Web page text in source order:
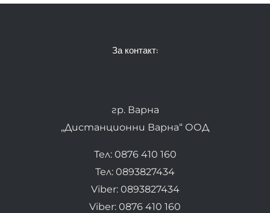
За контакт:
гр. Варна
„Дистанционни Варна“ ООД
Тел: 0876 410 160
Тел: 0893827434
Viber: 0893827434
Viber: 0876 410 160